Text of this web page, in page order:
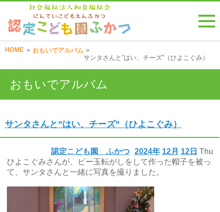
HOME » おもいでアルバム »
サンタさんと”はい、チーズ”（ひよこぐみ）
おもいでアルバム
サンタさんと”はい、チーズ”（ひよこぐみ）
2024年 12月 12日 Thu
認定こども園 ふかつ
ひよこぐみさんが、ビー玉転がしをして作った帽子を被っ
て、サンタさんと一緒に写真を撮りました。